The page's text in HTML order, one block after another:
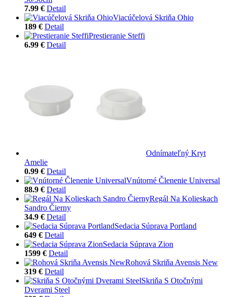
7.99 € Detail
Viacúčelová Skriňa Ohio
189 € Detail
Prestieranie Steffi
6.99 € Detail
Odnímateľný Kryt
Amelie
0.99 € Detail
Vnútorné Členenie Universal
88.9 € Detail
Regál Na Kolieskach
Sandro Čierny
34.9 € Detail
Sedacia Súprava Portland
649 € Detail
Sedacia Súprava Zion
1599 € Detail
Rohová Skriňa Avensis New
319 € Detail
Skriňa S Otočnými
Dverami Steel